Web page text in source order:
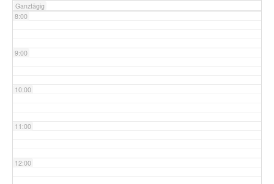
Ganztägig
8:00
9:00
10:00
11:00
12:00